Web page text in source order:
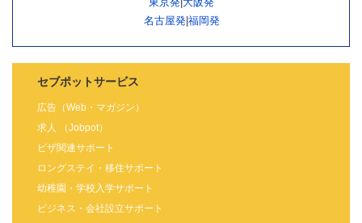
名古屋発| 福岡発
セブポットサービス
広告（Web・マガジン）
求人 （Jobpot）
ビザ関連サポート
ロングステイ・移住サポート
幼稚園・学校入学サポート
ビジネス・会社設立サポート